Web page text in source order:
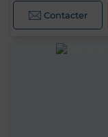
Contacter